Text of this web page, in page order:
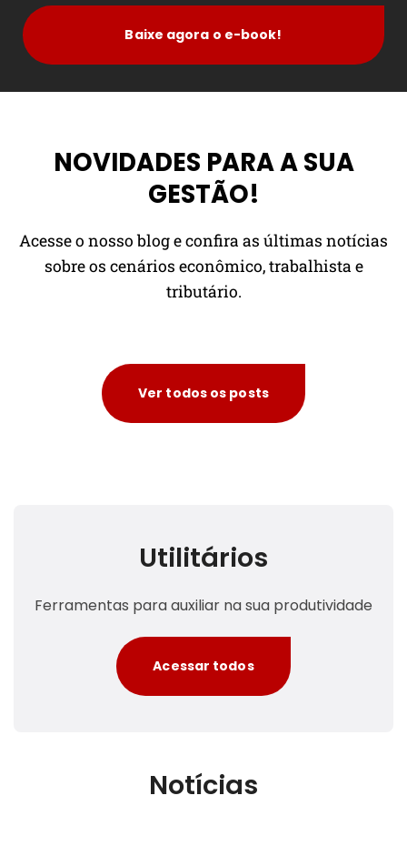
Baixe agora o e-book!
NOVIDADES PARA A SUA
GESTÃO!
Acesse o nosso blog e confira as últimas notícias
sobre os cenários econômico, trabalhista e
tributário.
Ver todos os posts
Utilitários
Ferramentas para auxiliar na sua produtividade
Acessar todos
Notícias